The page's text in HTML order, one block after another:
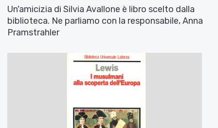
Un'amicizia di Silvia Avallone è libro scelto dalla
biblioteca. Ne parliamo con la responsabile, Anna
Pramstrahler